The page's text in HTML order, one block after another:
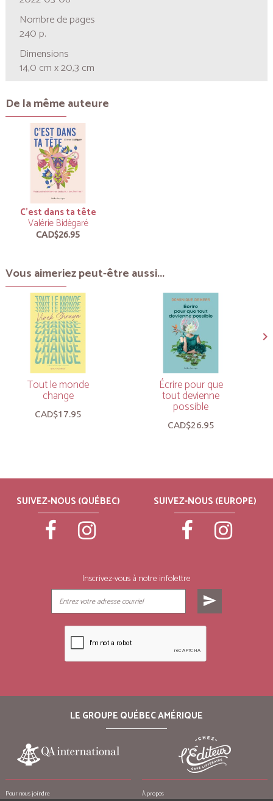
Nombre de pages
240 p.
Dimensions
14,0 cm x 20,3 cm
De la même auteure
C’est dans ta tête
Valérie Bidégaré
CAD$26.95
Vous aimeriez peut-être aussi...
Tout le monde
change
CAD$17.95
Écrire pour que
tout devienne
possible
CAD$26.95
SUIVEZ-NOUS (QUÉBEC) SUIVEZ-NOUS (EUROPE)
Inscrivez-vous à notre infolettre
send
LE GROUPE QUÉBEC AMÉRIQUE
Pour nous joindre
À propos